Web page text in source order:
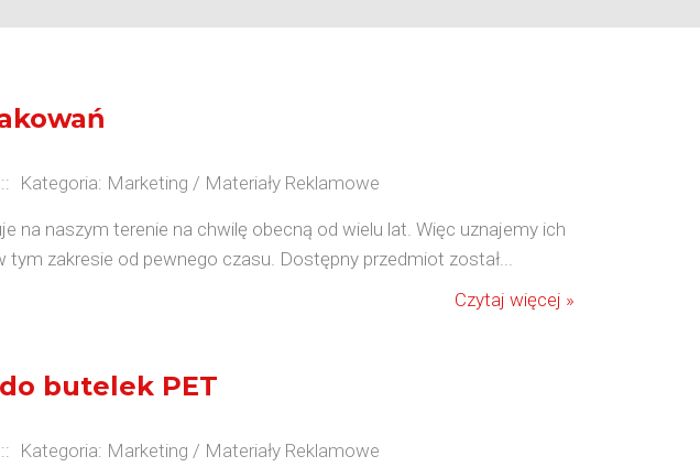
:: Kategoria: Marketing / Materiały Reklamowe
na naszym terenie na chwilę obecną od wielu lat. Więc uznajemy ich
zakresie od pewnego czasu. Dostępny przedmiot został...
Czytaj więcej »
butelek PET
:: Kategoria: Marketing / Materiały Reklamowe